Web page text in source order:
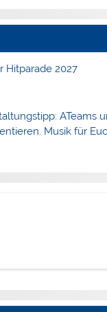
Hitparade 2027
ATeams
Musik für